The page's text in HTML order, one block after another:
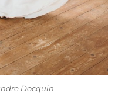
Docquin